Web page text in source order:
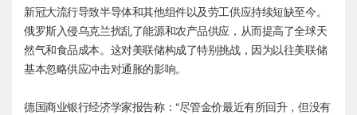
新冠大流行导致半导体和其他组件以及劳工供应持续短缺至今。
俄罗斯入侵乌克兰扰乱了能源和农产品供应，从而提高了全球天
然气和食品成本。这对美联储构成了特别挑战，因为以往美联储
基本忽略供应冲击对通胀的影响。
德国商业银行经济学家报告称：“尽管金价最近有所回升，但没有